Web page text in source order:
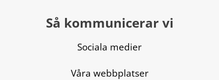
Så kommunicerar vi
Sociala medier
Våra webbplatser